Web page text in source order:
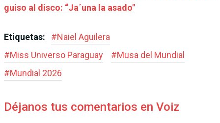
guiso al disco: “Ja´una la asado"
Etiquetas: #Naiel Aguilera
#Miss Universo Paraguay #Musa del Mundial
#Mundial 2026
Déjanos tus comentarios en Voiz